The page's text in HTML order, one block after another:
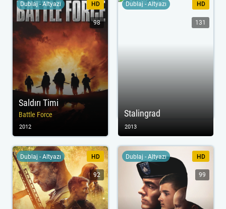
Saldırı Timi
Battle Force
Dublaj - Altyazı HD
98
2012
Stalingrad
Dublaj - Altyazı HD
131
2013
Dublaj - Altyazı HD
92
Dublaj - Altyazı HD
99